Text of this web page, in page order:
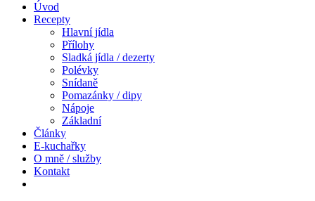
Úvod
Recepty
Hlavní jídla
Přílohy
Sladká jídla / dezerty
Polévky
Snídaně
Pomazánky / dipy
Nápoje
Základní
Články
E-kuchařky
O mně / služby
Kontakt